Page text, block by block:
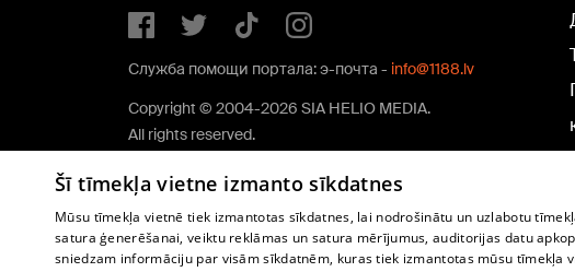
Служба помощи портала: э-почта - info@1188.lv
Copyright © 2004-2026 SIA HELIO MEDIA.
All rights reserved.
Šī tīmekļa vietne izmanto sīkdatnes
Mūsu tīmekļa vietnē tiek izmantotas sīkdatnes, lai nodrošinātu un uzlabotu
satura ģenerēšanai, veiktu reklāmas un satura mērījumus, auditorijas datu
sniedzam informāciju par visām sīkdatnēm, kuras tiek izmantotas mūsu tīmekļa